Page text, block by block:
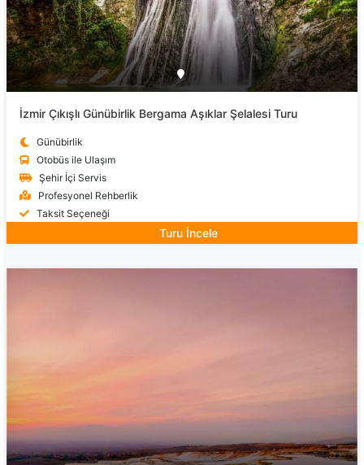
İzmir Çıkışlı Günübirlik Bergama Aşıklar Şelalesi Turu
Günübirlik
Otobüs ile Ulaşım
Şehir İçi Servis
Profesyonel Rehberlik
Taksit Seçeneği
Turu İncele